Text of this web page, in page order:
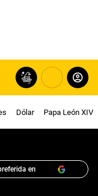
Dólar Papa León XIV
en